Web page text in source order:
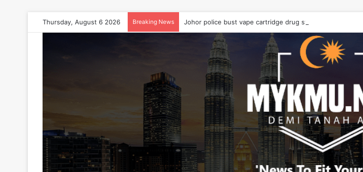
Thursday, August 6 2026 Breaking News Johor police bust vape cartridge drug syndicate, seize